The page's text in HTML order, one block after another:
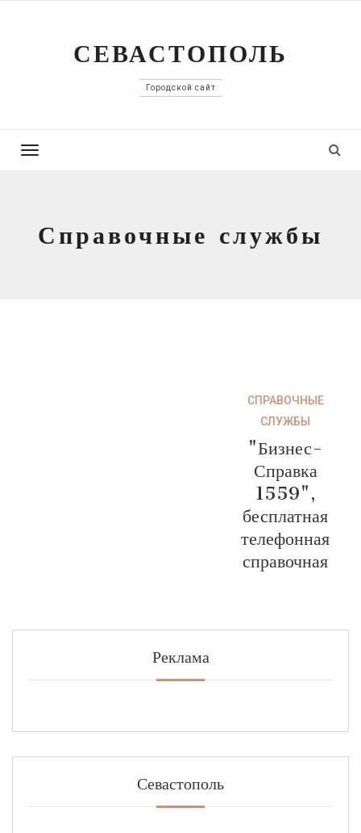
СЕВАСТОПОЛЬ
Городской сайт
Toggle
Справочные службы
СПРАВОЧНЫЕ
СЛУЖБЫ
"Бизнес-
Справка
1559",
бесплатная
телефонная
справочная
Реклама
Севастополь